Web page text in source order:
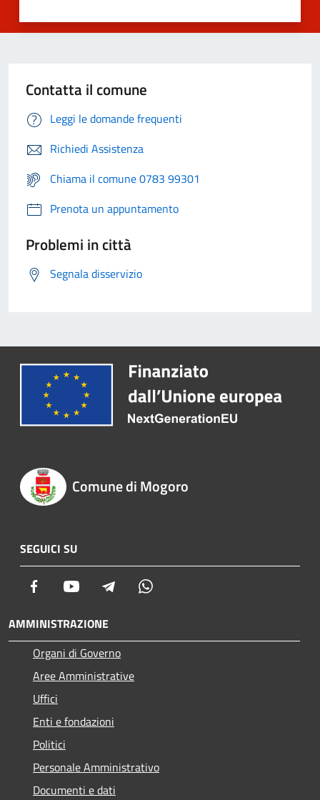
Contatta il comune
Leggi le domande frequenti
Richiedi Assistenza
Chiama il comune 0783 99301
Prenota un appuntamento
Problemi in città
Segnala disservizio
Comune di Mogoro
SEGUICI SU
Facebook Youtube Telegram
AMMINISTRAZIONE
Organi di Governo
Aree Amministrative
Uffici
Enti e fondazioni
Politici
Personale Amministrativo
Documenti e dati